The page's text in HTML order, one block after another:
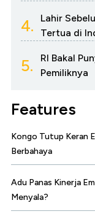
4.
Lahir
Tertua di
5.
RI Bakal
Pemiliknya
Features
Kongo Tutup Keran
Berbahaya
Adu Panas Kinerja
Menyala?